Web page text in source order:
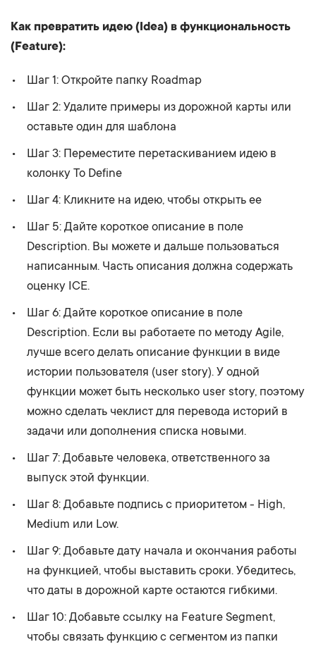
Как превратить идею (Idea) в функциональность
(Feature):
Шаг 1: Откройте папку Roadmap
Шаг 2: Удалите примеры из дорожной карты или
оставьте один для шаблона
Шаг 3: Переместите перетаскиванием идею в
колонку To Define
Шаг 4: Кликните на идею, чтобы открыть ее
Шаг 5: Дайте короткое описание в поле
Description. Вы можете и дальше пользоваться
написанным. Часть описания должна содержать
оценку ICE.
Шаг 6: Дайте короткое описание в поле
Description. Если вы работаете по методу Agile,
лучше всего делать описание функции в виде
истории пользователя (user story). У одной
функции может быть несколько user story, поэтому
можно сделать чеклист для перевода историй в
задачи или дополнения списка новыми.
Шаг 7: Добавьте человека, ответственного за
выпуск этой функции.
Шаг 8: Добавьте подпись с приоритетом - High,
Medium или Low.
Шаг 9: Добавьте дату начала и окончания работы
на функцией, чтобы выставить сроки. Убедитесь,
что даты в дорожной карте остаются гибкими.
Шаг 10: Добавьте ссылку на Feature Segment,
чтобы связать функцию с сегментом из папки